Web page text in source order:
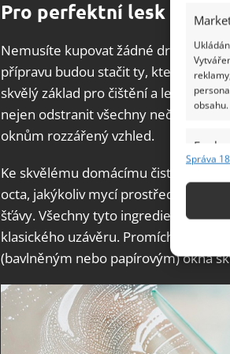
obsahu.
Funkce
Správa
Pro perfektní lesk oken
Nemusíte kupovat žádné drahé
přípravu budou stačit ty, které
skvělý základ pro čištění a leštění
nejen odstranit všechny nečistoty z
oknům rozzářený vzhled.
Ke skvělému domácímu čističi oken
octa, jakýkoliv mycí prostředek
šťávy. Všechny tyto ingredience
klasického uzávěru. Promíchaný
(bavlněným nebo papírovým) okna